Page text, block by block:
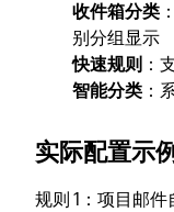
收件箱分类
别分组显示
快速规则 ：
智能分类 ：
实际配置示例
规则 1：项目邮件